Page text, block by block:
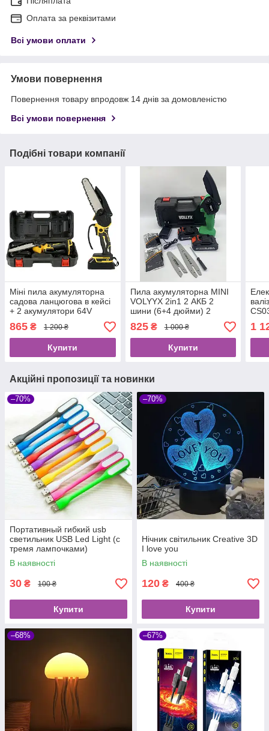
Оплата за реквізитами
Всі умови оплати
Умови повернення
Повернення товару впродовж 14 днів за домовленістю
Всі умови повернення
Подібні товари компанії
Міні пила акумуляторна
садова ланцюгова в кейсі
+ 2 акумулятори 64V
865 ₴ 1 200 ₴
Купити
Пила акумуляторна MINI
VOLYYX 2in1 2 АКБ 2
шини (6+4 дюйми) 2
ланцюги GREEN
825₴ 1 000 ₴
Купити
1
Акційні пропозиції та новинки
–70%
Портативный гибкий usb
светильник USB Led Light (с
тремя лампочками)
В наявності
30 ₴ 100 ₴
Купити
–70%
Нічник світильник Creative 3D
I love you
В наявності
120 ₴ 400 ₴
Купити
–68% –67%